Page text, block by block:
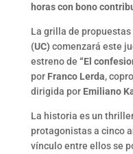
horas con bono
La grilla de propuestas
(UC) comenzará este
estreno de “El
por Franco Lerda,
dirigida por Emiliano
La historia es un
protagonistas a cinco
vínculo entre ellos se